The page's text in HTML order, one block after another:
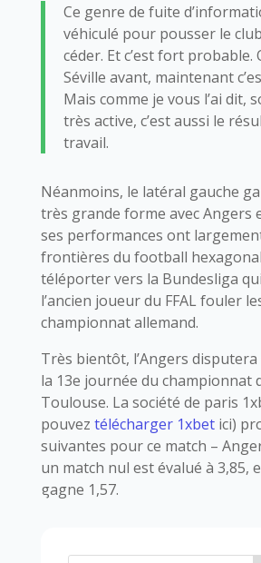
Ce genre de fuite
véhiculé pour pousser le
céder. Et c’est fort probable.
Séville avant, maintenant
Mais comme je vous l’ai dit,
très active, c’est aussi le
travail.
Néanmoins, le latéral gauche
très grande forme avec Angers
ses performances ont
frontières du football
téléporter vers la Bundesliga
l’ancien joueur du FFAL fouler
championnat allemand.
Très bientôt, l’Angers
la 13e journée du championnat
Toulouse. La société de paris
pouvez télécharger 1xbetici)
suivantes pour ce match –
un match nul est évalué à 3,85,
gagne 1,57.